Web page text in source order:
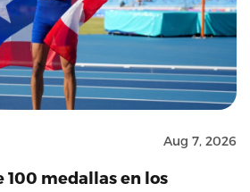
Aug 7, 2026
100 medallas en los